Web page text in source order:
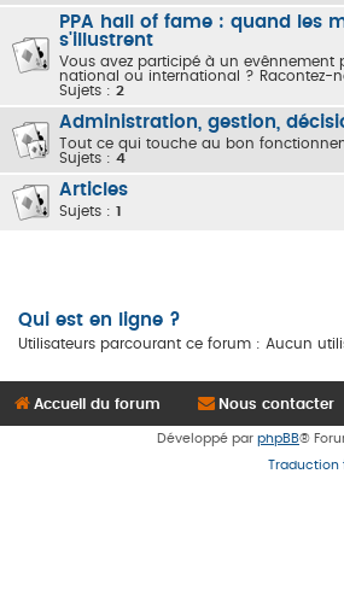
PPA hall of fame : quand les
s'illustrent
Vous avez participé à un evênnement
national ou international ? Racontez-
Sujets : 2
Administration, gestion,
Tout ce qui touche au bon
Sujets : 4
Articles
Sujets : 1
Qui est en ligne ?
Utilisateurs parcourant ce forum : Aucun
Accueil du forum Nous contacter
Développé par phpBB®